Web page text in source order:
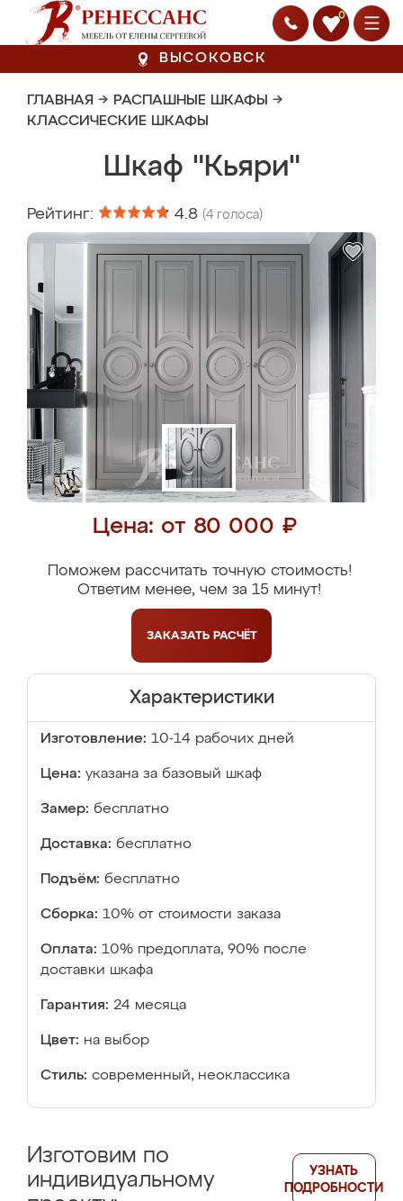
0
ВЫСОКОВСК
ГЛАВНАЯ → РАСПАШНЫЕ ШКАФЫ →
КЛАССИЧЕСКИЕ ШКАФЫ
Шкаф "Кьяри"
Рейтинг: 4.8 (4 голоса)
Цена: от 80 000 ₽
Поможем рассчитать точную стоимость!
Ответим менее, чем за 15 минут!
ЗАКАЗАТЬ РАСЧЁТ
Характеристики
Изготовление: 10-14 рабочих дней
Цена: указана за базовый шкаф
Замер: бесплатно
Доставка: бесплатно
Подъём: бесплатно
Сборка: 10% от стоимости заказа
Оплата: 10% предоплата, 90% после
доставки шкафа
Гарантия: 24 месяца
Цвет: на выбор
Стиль: современный, неоклассика
Изготовим по
индивидуальному
УЗНАТЬ
ПОДРОБНОСТИ